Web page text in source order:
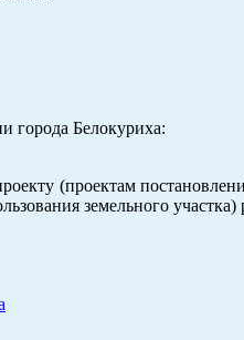
города Белокуриха:
(проектам
земельного